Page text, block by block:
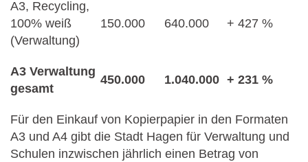
A3, Recycling,
100% weiß
(Verwaltung)
150.000 640.000 + 427 %
A3 Verwaltung
gesamt
450.000 1.040.000 + 231 %
Für den Einkauf von Kopierpapier in den Formaten
A3 und A4 gibt die Stadt Hagen für Verwaltung und
Schulen inzwischen jährlich einen Betrag von